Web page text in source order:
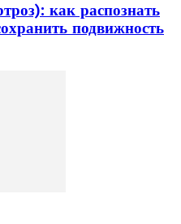
как распознать
подвижность